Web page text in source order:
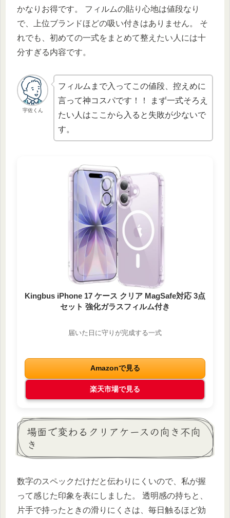
かなりお得です。 フィルムの貼り心地は値段なり
で、上位ブランドほどの吸い付きはありません。 そ
れでも、初めての一式をまとめて整えたい人には十
分すぎる内容です。
宇佐くん
フィルムまで入ってこの値段、控えめに
言って神コスパです！！ まず一式そろえ
たい人はここから入ると失敗が少ないで
す。
Kingbus iPhone 17 ケース クリア MagSafe対応 3点
セット 強化ガラスフィルム付き
届いた日に守りが完成する一式
Amazonで見る
楽天市場で見る
場面で変わるクリアケースの向き不向
き
数字のスペックだけだと伝わりにくいので、私が握
って感じた印象を表にしました。 透明感の持ちと、
片手で持ったときの滑りにくさは、毎日触るほど効